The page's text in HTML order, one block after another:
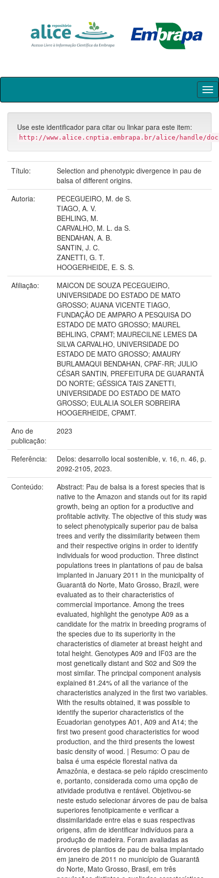
Skip
Use este identificador para citar ou linkar para este item:
http://www.alice.cnptia.embrapa.br/alice/handle/doc/
Título:
Selection and phenotypic divergence in pau de
balsa of different origins.
Autoria:
PECEGUEIRO, M. de S.
TIAGO, A. V.
BEHLING, M.
CARVALHO, M. L. da S.
BENDAHAN, A. B.
SANTIN, J. C.
ZANETTI, G. T.
HOOGERHEIDE, E. S. S.
Afiliação:
MAICON DE SOUZA PECEGUEIRO,
UNIVERSIDADE DO ESTADO DE MATO
GROSSO; AUANA VICENTE TIAGO,
FUNDAÇÃO DE AMPARO A PESQUISA DO
ESTADO DE MATO GROSSO; MAUREL
BEHLING, CPAMT; MAURECILNE LEMES DA
SILVA CARVALHO, UNIVERSIDADE DO
ESTADO DE MATO GROSSO; AMAURY
BURLAMAQUI BENDAHAN, CPAF-RR; JULIO
CÉSAR SANTIN, PREFEITURA DE GUARANTÃ
DO NORTE; GÉSSICA TAIS ZANETTI,
UNIVERSIDADE DO ESTADO DE MATO
GROSSO; EULALIA SOLER SOBREIRA
HOOGERHEIDE, CPAMT.
Ano de
publicação:
2023
Referência:
Delos: desarrollo local sostenible, v. 16, n. 46, p.
2092-2105, 2023.
Conteúdo:
Abstract: Pau de balsa is a forest species that is
native to the Amazon and stands out for its rapid
growth, being an option for a productive and
profitable activity. The objective of this study was
to select phenotypically superior pau de balsa
trees and verify the dissimilarity between them
and their respective origins in order to identify
individuals for wood production. Three distinct
populations trees in plantations of pau de balsa
implanted in January 2011 in the municipality of
Guarantã do Norte, Mato Grosso, Brazil, were
evaluated as to their characteristics of
commercial importance. Among the trees
evaluated, highlight the genotype A09 as a
candidate for the matrix in breeding programs of
the species due to its superiority in the
characteristics of diameter at breast height and
total height. Genotypes A09 and IF03 are the
most genetically distant and S02 and S09 the
most similar. The principal component analysis
explained 81.24% of all the variance of the
characteristics analyzed in the first two variables.
With the results obtained, it was possible to
identify the superior characteristics of the
Ecuadorian genotypes A01, A09 and A14; the
first two present good characteristics for wood
production, and the third presents the lowest
basic density of wood. | Resumo: O pau de
balsa é uma espécie florestal nativa da
Amazônia, e destaca-se pelo rápido crescimento
e, portanto, considerada como uma opção de
atividade produtiva e rentável. Objetivou-se
neste estudo selecionar árvores de pau de balsa
superiores fenotipicamente e verificar a
dissimilaridade entre elas e suas respectivas
origens, afim de identificar indivíduos para a
produção de madeira. Foram avaliadas as
árvores de plantios de pau de balsa implantado
em janeiro de 2011 no município de Guarantã
do Norte, Mato Grosso, Brasil, em três